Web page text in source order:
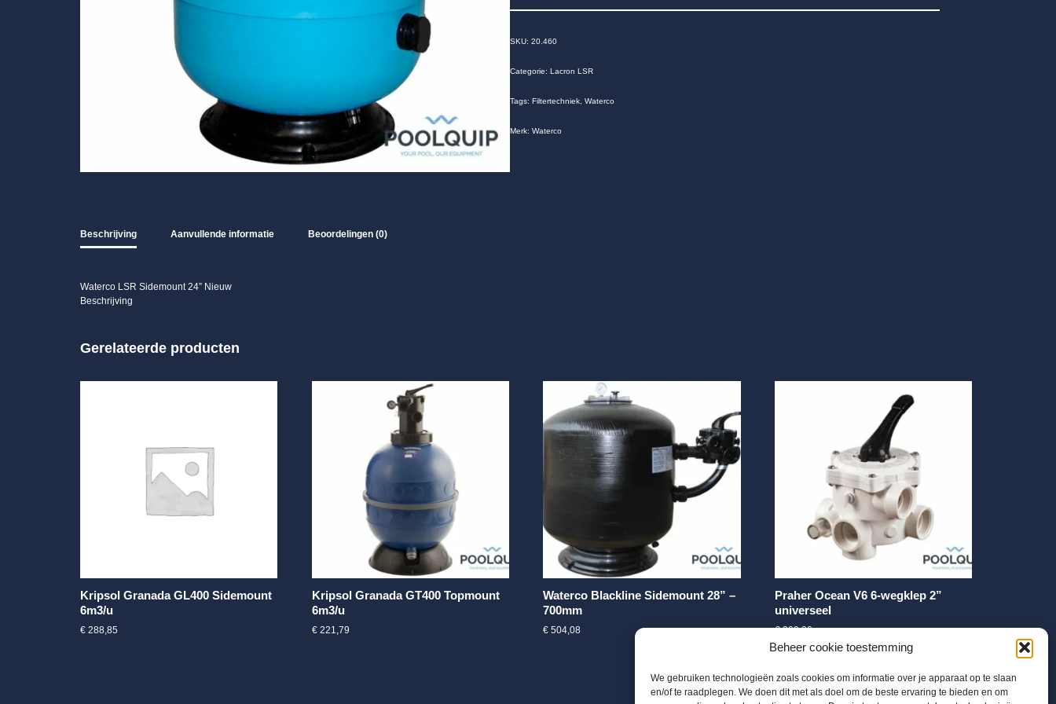
Beheer cookie toestemming
We gebruiken technologieën zoals cookies om informatie over je apparaat op te slaan
en/of te raadplegen. We doen dit met als doel om de beste ervaring te bieden en om
SKU:20.460
Categorie:Lacron LSR
Tags:Filtertechniek ,Waterco
Merk:Waterco
Beschrijving Aanvullende informatie Beoordelingen (0)
Waterco LSR Sidemount 24” Nieuw
Beschrijving
Gerelateerde producten
Kripsol Granada GL400 Sidemount
6m3/u
€ 288,85
Kripsol Granada GT400 Topmount
6m3/u
€221,79
Waterco Blackline Sidemount 28” –
700mm
€ 504,08
Praher Ocean V6 6-wegklep 2”
universeel
€299,00